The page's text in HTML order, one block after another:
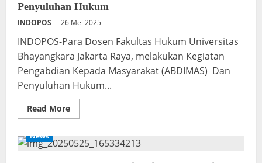
Penyuluhan Hukum
INDOPOS 26 Mei 2025
INDOPOS-Para Dosen Fakultas Hukum Universitas
Bhayangkara Jakarta Raya, melakukan Kegiatan
Pengabdian Kepada Masyarakat (ABDIMAS) Dan
Penyuluhan Hukum...
Read MoreRead
more
Bhayangkara
Jakarta
News